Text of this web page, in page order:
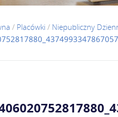
/ Placówki / Niepubliczny